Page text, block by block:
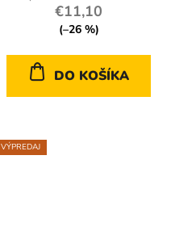
€11,10
(–26 %)
DO KOŠÍKA
VÝPREDAJ